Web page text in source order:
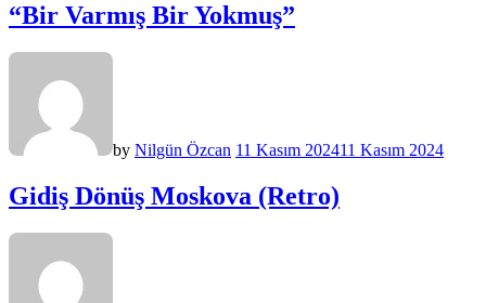
“Bir Varmış Bir Yokmuş”
by Nilgün Özcan 11 Kasım 202411 Kasım 2024
Gidiş Dönüş Moskova (Retro)